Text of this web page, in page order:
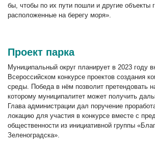
бы, чтобы по их пути пошли и другие объекты
расположенные на берегу моря».
Проект парка
Муниципальный округ планирует в 2023 году
Всероссийском конкурсе проектов создания
среды. Победа в нём позволит претендовать
которому муниципалитет может получить
Глава администрации дал поручение
локацию для участия в конкурсе вместе с
общественности из инициативной группы
Зеленоградска».